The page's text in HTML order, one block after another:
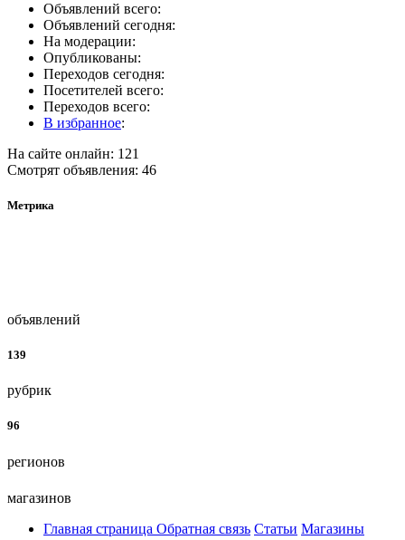
Объявлений всего:
Объявлений сегодня:
На модерации:
Опубликованы:
Переходов сегодня:
Посетителей всего:
Переходов всего:
В избранное:
На сайте онлайн: 121
Смотрят объявления: 46
Метрика
объявлений
139
рубрик
96
регионов
магазинов
Главная страница Обратная связь Статьи Магазины